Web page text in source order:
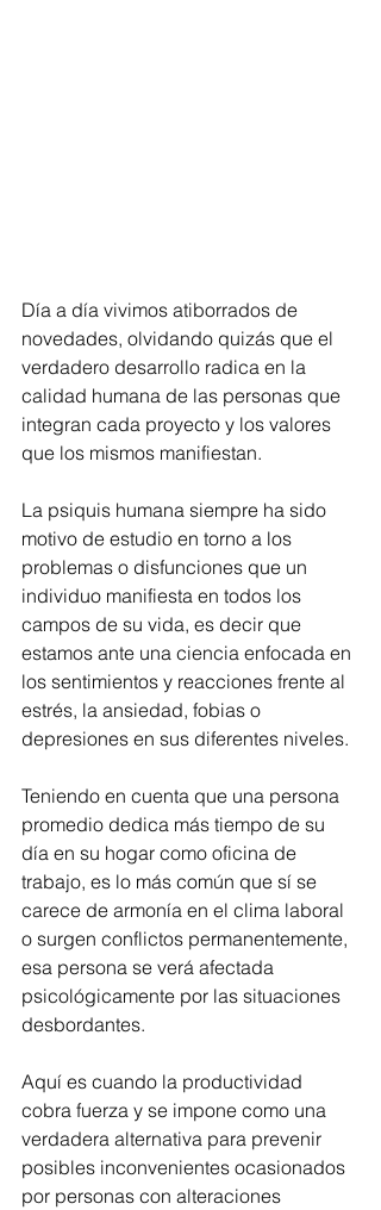
Día a día vivimos atiborrados de
novedades, olvidando quizás que el
verdadero desarrollo radica en la
calidad humana de las personas que
integran cada proyecto y los valores
que los mismos manifiestan.
La psiquis humana siempre ha sido
motivo de estudio en torno a los
problemas o disfunciones que un
individuo manifiesta en todos los
campos de su vida, es decir que
estamos ante una ciencia enfocada en
los sentimientos y reacciones frente al
estrés, la ansiedad, fobias o
depresiones en sus diferentes niveles.
Teniendo en cuenta que una persona
promedio dedica más tiempo de su
día en su hogar como oficina de
trabajo, es lo más común que sí se
carece de armonía en el clima laboral
o surgen conflictos permanentemente,
esa persona se verá afectada
psicológicamente por las situaciones
desbordantes.
Aquí es cuando la productividad
cobra fuerza y se impone como una
verdadera alternativa para prevenir
posibles inconvenientes ocasionados
por personas con alteraciones